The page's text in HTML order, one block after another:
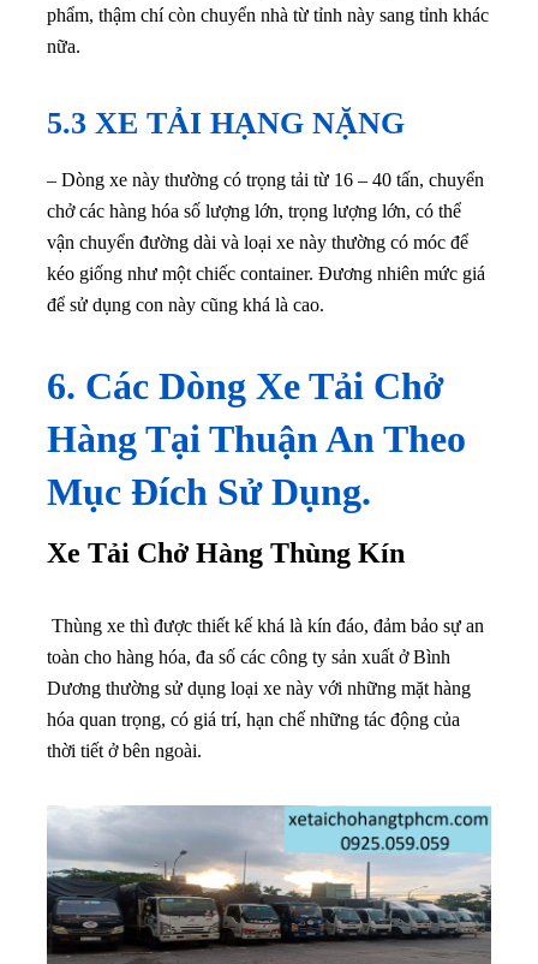
phẩm, thậm chí còn chuyển nhà từ tỉnh này sang tỉnh khác
nữa.
5.3 XE TẢI HẠNG NẶNG
– Dòng xe này thường có trọng tải từ 16 – 40 tấn, chuyển
chở các hàng hóa số lượng lớn, trọng lượng lớn, có thể
vận chuyển đường dài và loại xe này thường có móc để
kéo giống như một chiếc container. Đương nhiên mức giá
để sử dụng con này cũng khá là cao.
6. Các Dòng Xe Tải Chở
Hàng Tại Thuận An Theo
Mục Đích Sử Dụng.
Xe Tải Chở Hàng Thùng Kín
Thùng xe thì được thiết kế khá là kín đáo, đảm bảo sự an
toàn cho hàng hóa, đa số các công ty sản xuất ở Bình
Dương thường sử dụng loại xe này với những mặt hàng
hóa quan trọng, có giá trí, hạn chế những tác động của
thời tiết ở bên ngoài.